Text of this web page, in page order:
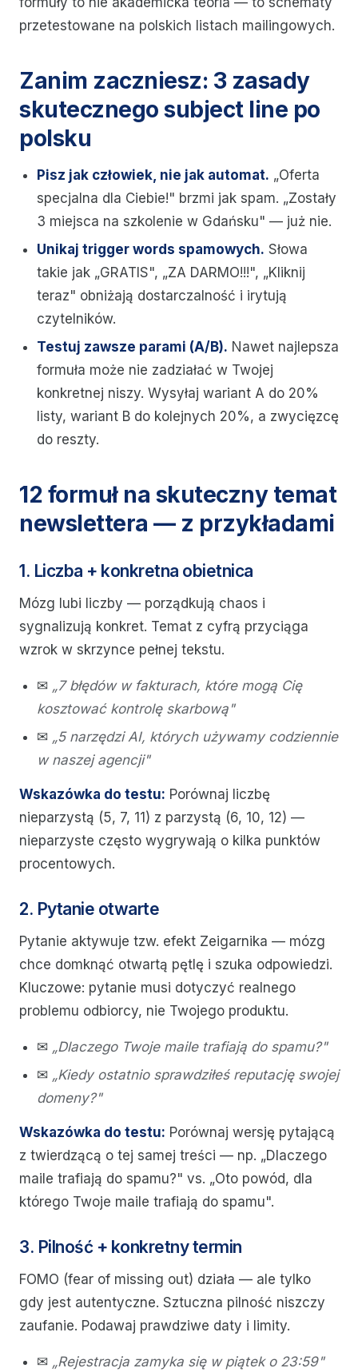
przetestowane na polskich listach mailingowych.
Zanim zaczniesz: 3 zasady
skutecznego subject line po
polsku
Pisz jak człowiek, nie jak automat. „Oferta
specjalna dla Ciebie!" brzmi jak spam. „Zostały
3 miejsca na szkolenie w Gdańsku" — już nie.
Unikaj trigger words spamowych. Słowa
takie jak „GRATIS", „ZA DARMO!!!", „Kliknij
teraz" obniżają dostarczalność i irytują
czytelników.
Testuj zawsze parami (A/B). Nawet najlepsza
formuła może nie zadziałać w Twojej
konkretnej niszy. Wysyłaj wariant A do 20%
listy, wariant B do kolejnych 20%, a zwycięzcę
do reszty.
12 formuł na skuteczny temat
newslettera — z przykładami
1. Liczba + konkretna obietnica
Mózg lubi liczby — porządkują chaos i
sygnalizują konkret. Temat z cyfrą przyciąga
wzrok w skrzynce pełnej tekstu.
✉ „7 błędów w fakturach, które mogą Cię
kosztować kontrolę skarbową"
✉ „5 narzędzi AI, których używamy codziennie
w naszej agencji"
Wskazówka do testu: Porównaj liczbę
nieparzystą (5, 7, 11) z parzystą (6, 10, 12) —
nieparzyste często wygrywają o kilka punktów
procentowych.
2. Pytanie otwarte
Pytanie aktywuje tzw. efekt Zeigarnika — mózg
chce domknąć otwartą pętlę i szuka odpowiedzi.
Kluczowe: pytanie musi dotyczyć realnego
problemu odbiorcy, nie Twojego produktu.
✉ „Dlaczego Twoje maile trafiają do spamu?"
✉ „Kiedy ostatnio sprawdziłeś reputację swojej
domeny?"
Wskazówka do testu: Porównaj wersję pytającą
z twierdzącą o tej samej treści — np. „Dlaczego
maile trafiają do spamu?" vs. „Oto powód, dla
którego Twoje maile trafiają do spamu".
3. Pilność + konkretny termin
FOMO (fear of missing out) działa — ale tylko
gdy jest autentyczne. Sztuczna pilność niszczy
zaufanie. Podawaj prawdziwe daty i limity.
✉ „Rejestracja zamyka się w piątek o 23:59"